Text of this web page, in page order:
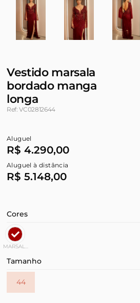
Vestido marsala
bordado manga
longa
Ref: VC02812644
Aluguel
R$ 4.290,00
Aluguel à distância
R$ 5.148,00
Cores
MARSALA
Tamanho
44